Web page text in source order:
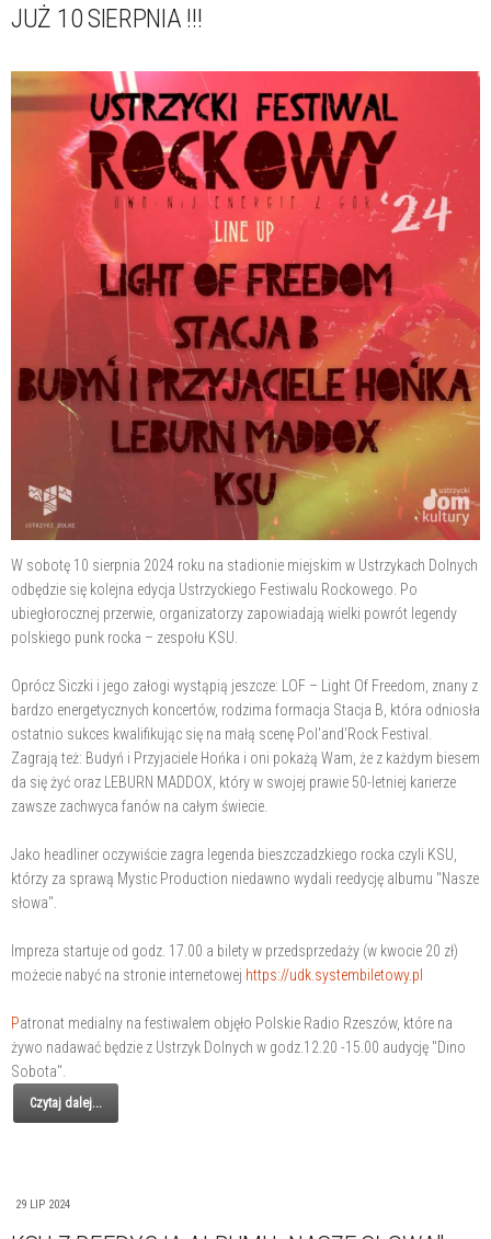
JUŻ 10 SIERPNIA !!!
W sobotę 10 sierpnia 2024 roku na stadionie miejskim w Ustrzykach Dolnych
odbędzie się kolejna edycja Ustrzyckiego Festiwalu Rockowego. Po
ubiegłorocznej przerwie, organizatorzy zapowiadają wielki powrót legendy
polskiego punk rocka – zespołu KSU.
Oprócz Siczki i jego załogi wystąpią jeszcze: LOF – Light Of Freedom, znany z
bardzo energetycznych koncertów, rodzima formacja Stacja B, która odniosła
ostatnio sukces kwalifikując się na małą scenę Pol'and'Rock Festival.
Zagrają też: Budyń i Przyjaciele Hońka i oni pokażą Wam, że z każdym biesem
da się żyć oraz LEBURN MADDOX, który w swojej prawie 50-letniej karierze
zawsze zachwyca fanów na całym świecie.
Jako headliner oczywiście zagra legenda bieszczadzkiego rocka czyli KSU,
którzy za sprawą Mystic Production niedawno wydali reedycję albumu "Nasze
słowa".
Impreza startuje od godz. 17.00 a bilety w przedsprzedaży (w kwocie 20 zł)
możecie nabyć na stronie internetowej https://udk.systembiletowy.pl
Patronat medialny na festiwalem objęło Polskie Radio Rzeszów, które na
żywo nadawać będzie z Ustrzyk Dolnych w godz.12.20 -15.00 audycję "Dino
Sobota".
Czytaj dalej...
29 LIP 2024